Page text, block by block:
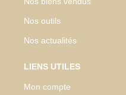
Nos outils
Nos actualités
LIENS UTILES
Mon compte